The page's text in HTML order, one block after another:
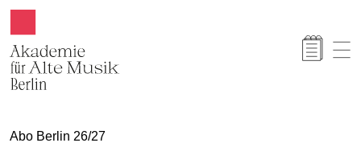
Abo Berlin 26/27